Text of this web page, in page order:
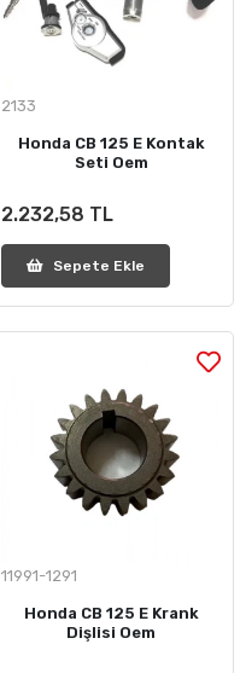
2133
Honda CB 125 E Kontak
Seti Oem
2.232,58 TL
Sepete Ekle
11991-1291
Honda CB 125 E Krank
Dişlisi Oem